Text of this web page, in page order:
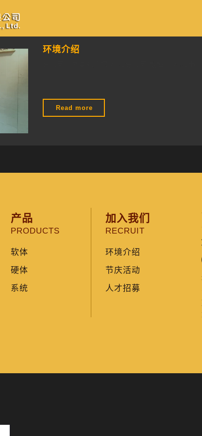
Bingotimes
天下數位科
公司
環境介紹
紹-c
cn
环境介绍
Read more
境
产品
PRODUCTS
软体
硬体
系统
加入我们
RECRUIT
环境介绍
节庆活动
人才招募